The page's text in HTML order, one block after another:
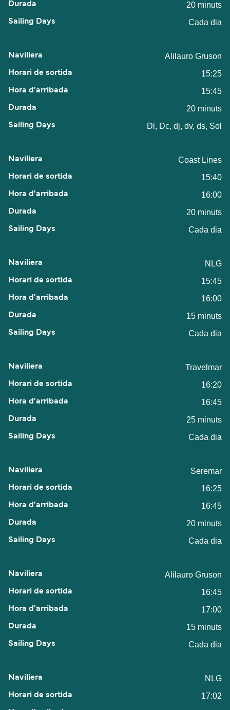
20 minuts
Cada dia
Alilauro Gruson
15:25
15:45
20 minuts
Dl, Dc, dj, dv, ds, Sol
Coast Lines
15:40
16:00
20 minuts
Cada dia
NLG
15:45
16:00
15 minuts
Cada dia
Travelmar
16:20
16:45
25 minuts
Cada dia
Seremar
16:25
16:45
20 minuts
Cada dia
Alilauro Gruson
16:45
17:00
15 minuts
Cada dia
NLG
17:02